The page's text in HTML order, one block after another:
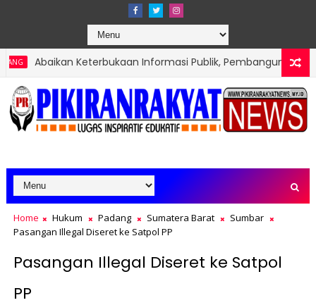
Informasi Publik, Pembangunan Pagar TPA Air
Home Hukum Padang Sumatera Barat
Sumbar
Pasangan Illegal Diseret ke Satpol PP
Pasangan Illegal Diseret ke Satpol
PP